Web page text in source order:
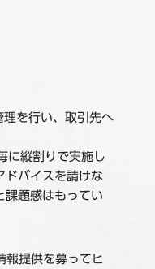
を行い、取引先へ
に縦割りで実施し
ドバイスを請けな
課題感はもってい
提供を募ってヒ